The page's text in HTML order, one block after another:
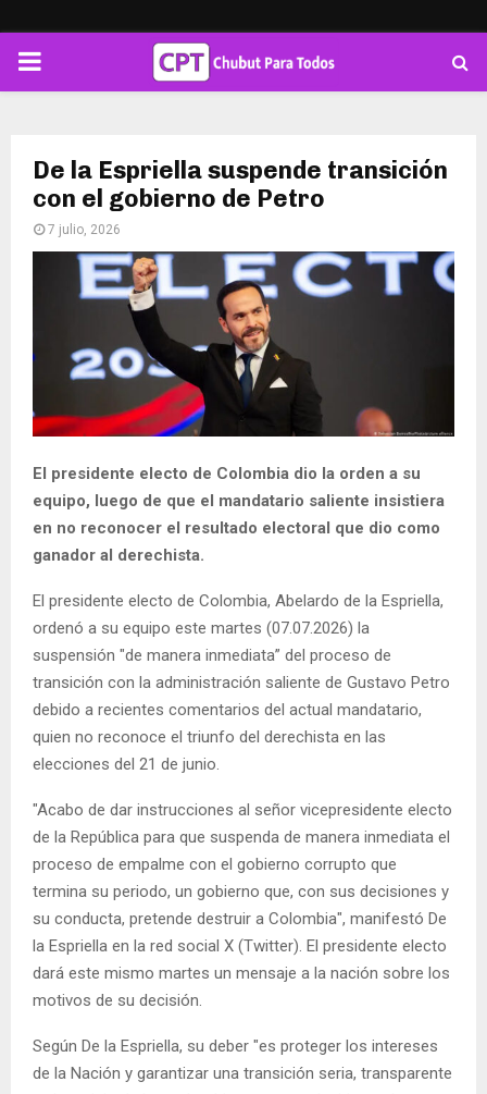
PRIMARY
De la Espriella suspende transición
con el gobierno de Petro
7 julio, 2026
El presidente electo de Colombia dio la orden a su
equipo, luego de que el mandatario saliente insistiera
en no reconocer el resultado electoral que dio como
ganador al derechista.
El presidente electo de Colombia, Abelardo de la Espriella,
ordenó a su equipo este martes (07.07.2026) la
suspensión "de manera inmediata” del proceso de
transición con la administración saliente de Gustavo Petro
debido a recientes comentarios del actual mandatario,
quien no reconoce el triunfo del derechista en las
elecciones del 21 de junio.
"Acabo de dar instrucciones al señor vicepresidente electo
de la República para que suspenda de manera inmediata el
proceso de empalme con el gobierno corrupto que
termina su periodo, un gobierno que, con sus decisiones y
su conducta, pretende destruir a Colombia", manifestó De
la Espriella en la red social X (Twitter). El presidente electo
dará este mismo martes un mensaje a la nación sobre los
motivos de su decisión.
Según De la Espriella, su deber "es proteger los intereses
de la Nación y garantizar una transición seria, transparente